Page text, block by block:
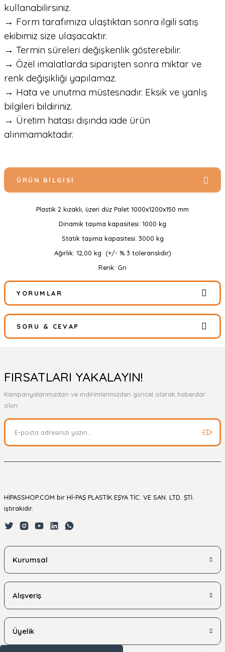
kullanabilirsiniz.
→ Form tarafımıza ulaştıktan sonra ilgili satış
ekibimiz size ulaşacaktır.
→ Termin süreleri değişkenlik gösterebilir.
→ Özel imalatlarda siparişten sonra miktar ve
renk değişikliği yapılamaz.
→ Hata ve unutma müstesnadır. Eksik ve yanlış
bilgileri bildiriniz.
→ Üretim hatası dışında iade ürün
alınmamaktadır.
ÜRÜN BILGISI
Plastik 2 kızaklı, üzeri düz Palet 1000x1200x150 mm
Dinamik taşıma kapasitesi: 1000 kg
Statik taşıma kapasitesi: 3000 kg
Ağırlık: 12,00 kg (+/- % 3 toleranslıdır)
Renk: Gri
YORUMLAR
Bu ürüne ilk yorumu siz yapın!
Yorum Yaz
SORU & CEVAP
Ürün hakkında henüz soru sorulmamış.
FIRSATLARI YAKALAYIN!
Kampanyalarımızdan ve indirimlerimizden güncel olarak haberdar
olun.
HİPASSHOP.COM bir Hİ-PAŞ PLASTİK EŞYA TİC. VE SAN. LTD. ŞTİ.
iştirakidir.
Kurumsal
Alışveriş
Üyelik